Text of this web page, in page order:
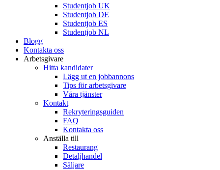
Studentjob UK
Studentjob DE
Studentjob ES
Studentjob NL
Blogg
Kontakta oss
Arbetsgivare
Hitta kandidater
Lägg ut en jobbannons
Tips för arbetsgivare
Våra tjänster
Kontakt
Rekryteringsguiden
FAQ
Kontakta oss
Anställa till
Restaurang
Detaljhandel
Säljare